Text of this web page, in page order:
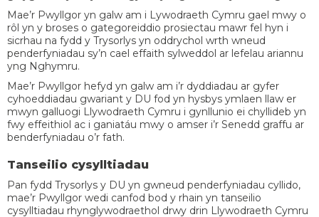
Mae’r Pwyllgor yn galw am i Lywodraeth Cymru gael mwy o
rôl yn y broses o gategoreiddio prosiectau mawr fel hyn i
sicrhau na fydd y Trysorlys yn oddrychol wrth wneud
penderfyniadau sy’n cael effaith sylweddol ar lefelau ariannu
yng Nghymru.
Mae’r Pwyllgor hefyd yn galw am i’r dyddiadau ar gyfer
cyhoeddiadau gwariant y DU fod yn hysbys ymlaen llaw er
mwyn galluogi Llywodraeth Cymru i gynllunio ei chyllideb yn
fwy effeithiol ac i ganiatáu mwy o amser i’r Senedd graffu ar
benderfyniadau o’r fath.
Tanseilio cysylltiadau
Pan fydd Trysorlys y DU yn gwneud penderfyniadau cyllido,
mae’r Pwyllgor wedi canfod bod y rhain yn tanseilio
cysylltiadau rhynglywodraethol drwy drin Llywodraeth Cymru